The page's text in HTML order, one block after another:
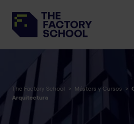
The Factory School > Másters y Cursos >
Arquitectura